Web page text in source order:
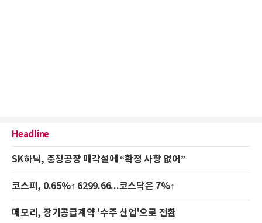
Headline
SK하닉, 충칭공장 매각설에 “확정 사항 없어”
코스피, 0.65%↑ 6299.66...코스닥은 7%↑
메모리, 장기공급계약 '수주 산업'으로 전환